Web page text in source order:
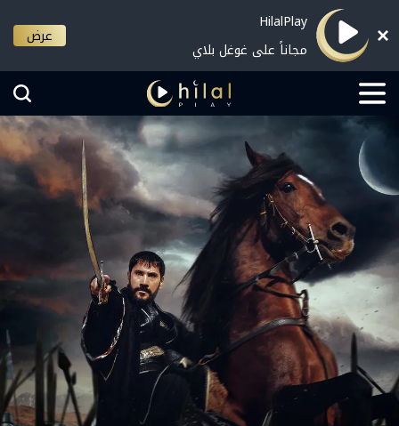
HilalPlay
مجاناً على غوغل بلاي
عرض